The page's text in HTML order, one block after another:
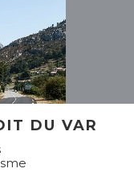
DU VAR